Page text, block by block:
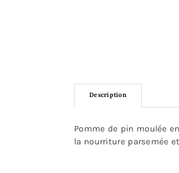
Description
Pomme de pin moulée
la nourriture parsemée